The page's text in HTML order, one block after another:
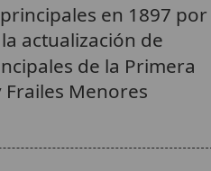
en 1897 por
actualización de
de la Primera
Frailes Menores